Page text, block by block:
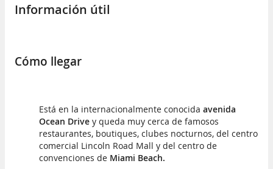
Información útil
Cómo llegar
Está en la internacionalmente conocida avenida
Ocean Drive y queda muy cerca de famosos
restaurantes, boutiques, clubes nocturnos, del centro
comercial Lincoln Road Mall y del centro de
convenciones de Miami Beach.